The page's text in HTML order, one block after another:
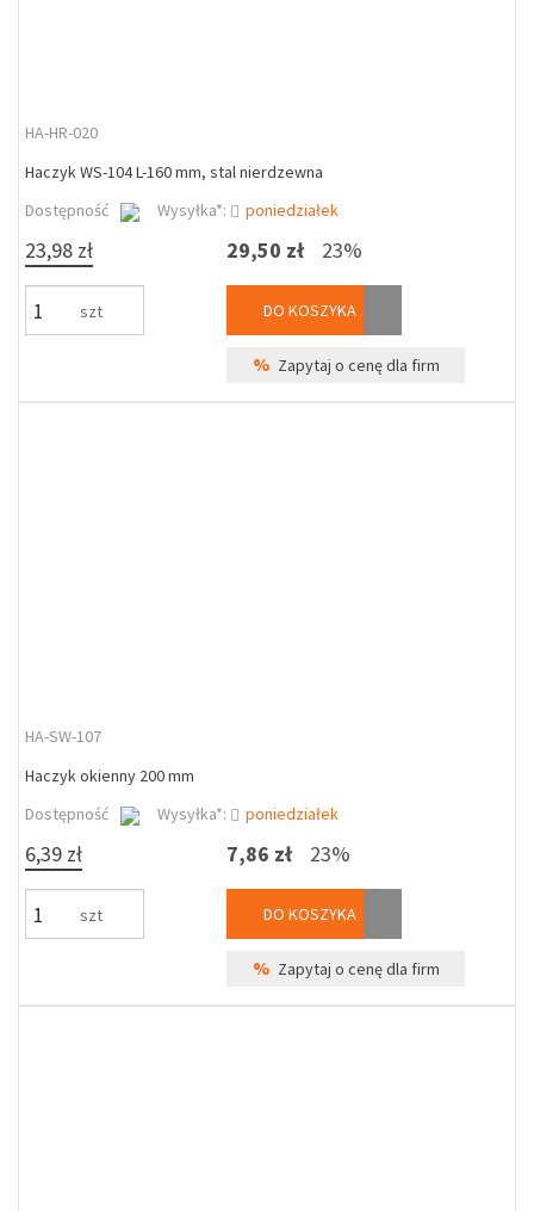
HA-HR-020
Haczyk WS-104 L-160 mm, stal nierdzewna
Dostępność
Wysyłka*: poniedziałek
23,98 zł
szt
29,50 zł 23%
DO KOSZYKA
% Zapytaj o cenę dla firm
HA-SW-107
Haczyk okienny 200 mm
Dostępność
Wysyłka*: poniedziałek
6,39 zł
szt
7,86 zł 23%
DO KOSZYKA
% Zapytaj o cenę dla firm